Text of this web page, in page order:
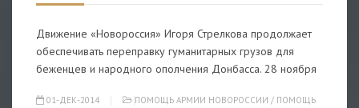
Движение «Новороссия» Игоря Стрелкова продолжает
обеспечивать переправку гуманитарных грузов для
беженцев и народного ополчения Донбасса. 28 ноября
01-ДЕК-2014 ПОМОЩЬ АРМИИ НОВОРОССИИ / ПОМОЩЬ